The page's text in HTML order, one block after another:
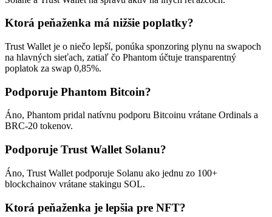
Ktorá peňaženka má nižšie poplatky?
Trust Wallet je o niečo lepší, ponúka sponzoring plynu na swapoch
na hlavných sieťach, zatiaľ čo Phantom účtuje transparentný
poplatok za swap 0,85%.
Podporuje Phantom Bitcoin?
Áno, Phantom pridal natívnu podporu Bitcoinu vrátane Ordinals a
BRC-20 tokenov.
Podporuje Trust Wallet Solanu?
Áno, Trust Wallet podporuje Solanu ako jednu zo 100+
blockchainov vrátane stakingu SOL.
Ktorá peňaženka je lepšia pre NFT?